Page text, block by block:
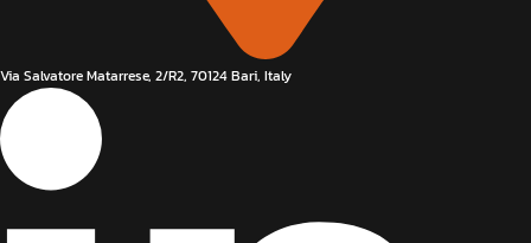
Via Salvatore Matarrese, 2/R2, 70124 Bari, Italy